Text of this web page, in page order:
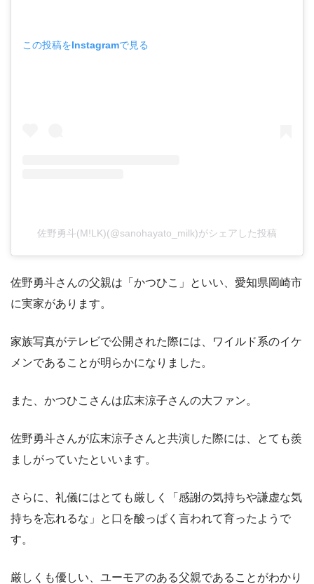
この投稿をInstagramで見る
佐野勇斗(M!LK)(@sanohayato_milk)がシェアした投稿
佐野勇斗さんの父親は「かつひこ」といい、愛知県岡崎市
に実家があります。
家族写真がテレビで公開された際には、ワイルド系のイケ
メンであることが明らかになりました。
また、かつひこさんは広末涼子さんの大ファン。
佐野勇斗さんが広末涼子さんと共演した際には、とても羨
ましがっていたといいます。
さらに、礼儀にはとても厳しく「感謝の気持ちや謙虚な気
持ちを忘れるな」と口を酸っぱく言われて育ったようで
す。
厳しくも優しい、ユーモアのある父親であることがわかり